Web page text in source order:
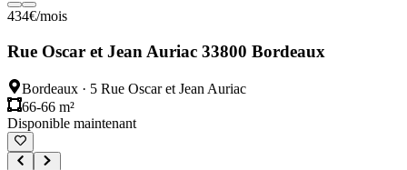
434€/mois
Rue Oscar et Jean Auriac 33800 Bordeaux
Bordeaux · 5 Rue Oscar et Jean Auriac
66-66 m²
Disponible maintenant